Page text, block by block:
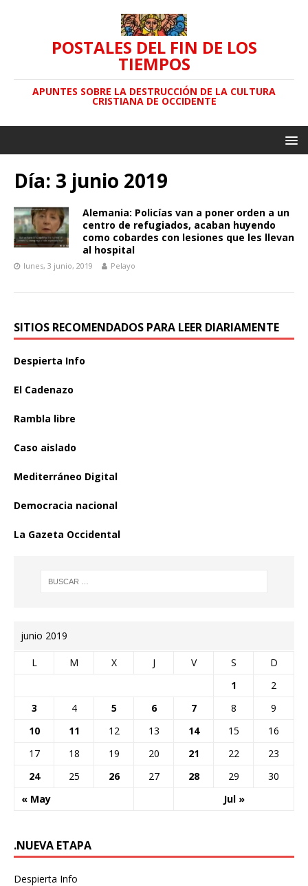
POSTALES DEL FIN DE LOS
TIEMPOS
APUNTES SOBRE LA DESTRUCCIÓN DE LA CULTURA
CRISTIANA DE OCCIDENTE
Día: 3 junio 2019
Alemania: Policías van a poner orden a un
centro de refugiados, acaban huyendo
como cobardes con lesiones que les llevan
al hospital
lunes, 3 junio, 2019 Pelayo
SITIOS RECOMENDADOS PARA LEER DIARIAMENTE
Despierta Info
El Cadenazo
Rambla libre
Caso aislado
Mediterráneo Digital
Democracia nacional
La Gazeta Occidental
junio 2019
L M X J V S D
« May Jul »
1
2
3
4 5 6 7 8
9
10
11 12 13 14 15
16
17
18 19 20 21 22
23
24
25 26 27 28 29 30
.NUEVA ETAPA
Despierta Info